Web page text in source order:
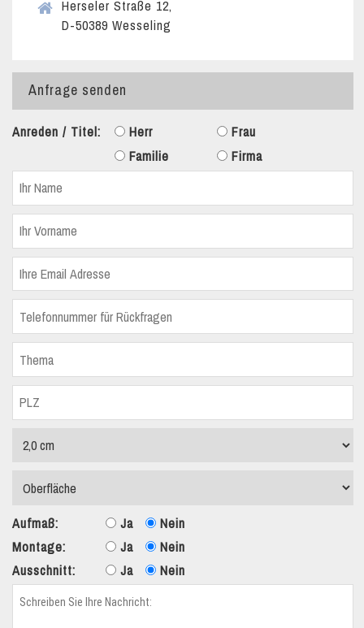
Herseler Straße 12,
D-50389 Wesseling
Anfrage senden
Anreden / Titel: Herr
Frau
Familie
Firma
Aufmaß: Ja
Nein
Montage:
Ja
Nein
Ausschnitt:
Ja Nein